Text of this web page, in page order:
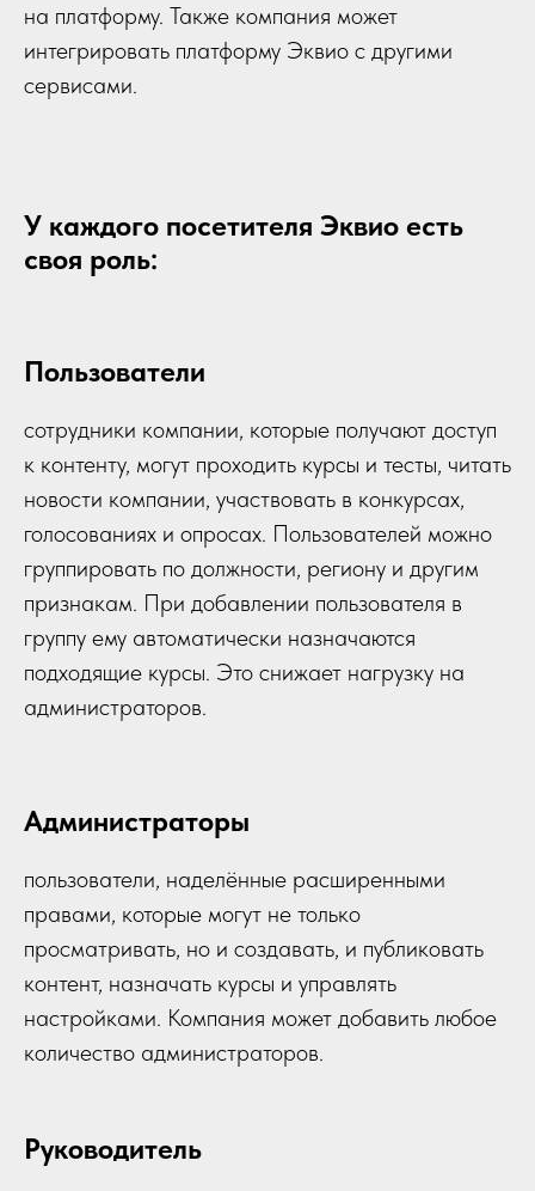
на платформу. Также компания может
интегрировать платформу Эквио с другими
сервисами.
У каждого посетителя Эквио есть
своя роль:
Пользователи
сотрудники компании, которые получают доступ
к контенту, могут проходить курсы и тесты, читать
новости компании, участвовать в конкурсах,
голосованиях и опросах. Пользователей можно
группировать по должности, региону и другим
признакам. При добавлении пользователя в
группу ему автоматически назначаются
подходящие курсы. Это снижает нагрузку на
администраторов.
Администраторы
пользователи, наделённые расширенными
правами, которые могут не только
просматривать, но и создавать, и публиковать
контент, назначать курсы и управлять
настройками. Компания может добавить любое
количество администраторов.
Руководитель